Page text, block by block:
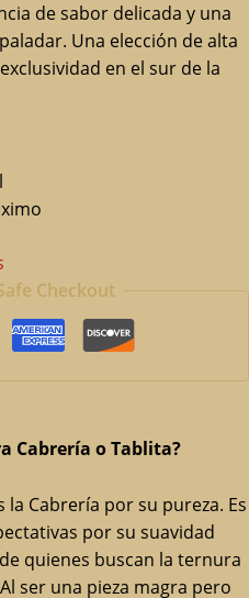
de sabor delicada y una
Una elección de alta
en el sur de la
Checkout
Cabrería o Tablita?
la Cabrería por su pureza. Es
por su suavidad
quienes buscan la ternura
ser una pieza magra pero